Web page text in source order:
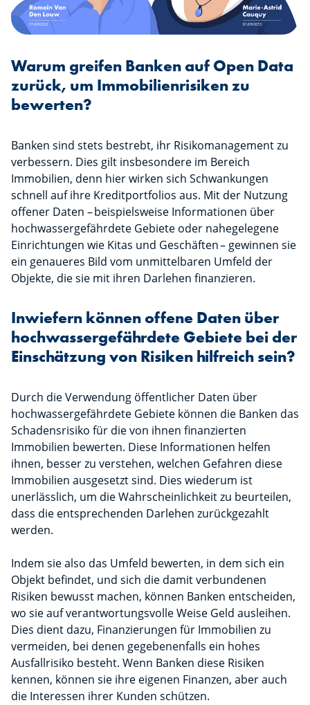
Warum greifen Banken auf Open Data
zurück, um Immobilienrisiken zu
bewerten?
Banken sind stets bestrebt, ihr Risikomanagement zu
verbessern. Dies gilt insbesondere im Bereich
Immobilien, denn hier wirken sich Schwankungen
schnell auf ihre Kreditportfolios aus. Mit der Nutzung
offener Daten – beispielsweise Informationen über
hochwassergefährdete Gebiete oder nahegelegene
Einrichtungen wie Kitas und Geschäften – gewinnen sie
ein genaueres Bild vom unmittelbaren Umfeld der
Objekte, die sie mit ihren Darlehen finanzieren.
Inwiefern können offene Daten über
hochwassergefährdete Gebiete bei der
Einschätzung von Risiken hilfreich sein?
Durch die Verwendung öffentlicher Daten über
hochwassergefährdete Gebiete können die Banken das
Schadensrisiko für die von ihnen finanzierten
Immobilien bewerten. Diese Informationen helfen
ihnen, besser zu verstehen, welchen Gefahren diese
Immobilien ausgesetzt sind. Dies wiederum ist
unerlässlich, um die Wahrscheinlichkeit zu beurteilen,
dass die entsprechenden Darlehen zurückgezahlt
werden.
Indem sie also das Umfeld bewerten, in dem sich ein
Objekt befindet, und sich die damit verbundenen
Risiken bewusst machen, können Banken entscheiden,
wo sie auf verantwortungsvolle Weise Geld ausleihen.
Dies dient dazu, Finanzierungen für Immobilien zu
vermeiden, bei denen gegebenenfalls ein hohes
Ausfallrisiko besteht. Wenn Banken diese Risiken
kennen, können sie ihre eigenen Finanzen, aber auch
die Interessen ihrer Kunden schützen.